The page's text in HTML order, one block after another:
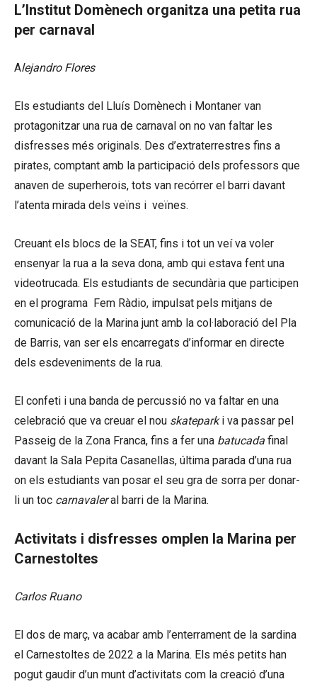
L’Institut Domènech organitza una petita rua
per carnaval
Alejandro Flores
Els estudiants del Lluís Domènech i Montaner van
protagonitzar una rua de carnaval on no van faltar les
disfresses més originals. Des d’extraterrestres fins a
pirates, comptant amb la participació dels professors que
anaven de superherois, tots van recórrer el barri davant
l’atenta mirada dels veïns i veïnes.
Creuant els blocs de la SEAT, fins i tot un veí va voler
ensenyar la rua a la seva dona, amb qui estava fent una
videotrucada. Els estudiants de secundària que participen
en el programa Fem Ràdio, impulsat pels mitjans de
comunicació de la Marina junt amb la col·laboració del Pla
de Barris, van ser els encarregats d’informar en directe
dels esdeveniments de la rua.
El confeti i una banda de percussió no va faltar en una
celebració que va creuar el nou skateparki va passar pel
Passeig de la Zona Franca, fins a fer una batucada final
davant la Sala Pepita Casanellas, última parada d’una rua
on els estudiants van posar el seu gra de sorra per donar-
li un toc carnavaleral barri de la Marina.
Activitats i disfresses omplen la Marina per
Carnestoltes
Carlos Ruano
El dos de març, va acabar amb l’enterrament de la sardina
el Carnestoltes de 2022 a la Marina. Els més petits han
pogut gaudir d’un munt d’activitats com la creació d’una